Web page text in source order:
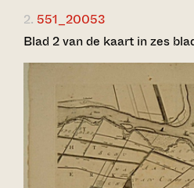
2. 551_20053
Blad 2 van de kaart in zes